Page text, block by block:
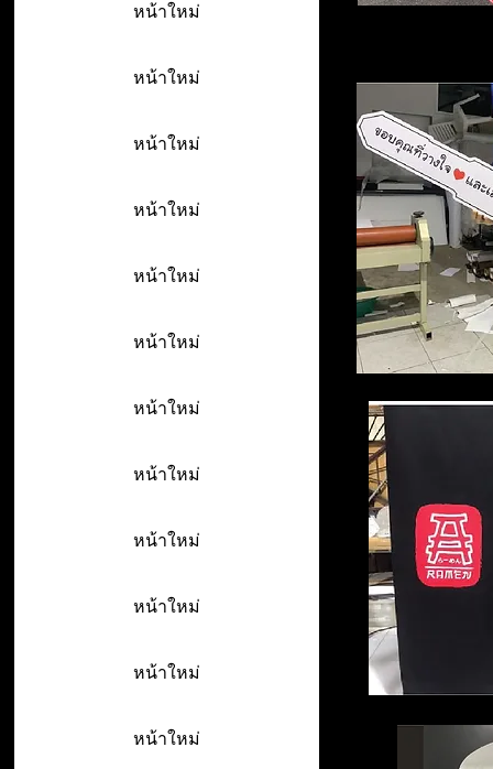
หน้าใหม่
หน้าใหม่
หน้าใหม่
หน้าใหม่
หน้าใหม่
หน้าใหม่
หน้าใหม่
หน้าใหม่
หน้าใหม่
หน้าใหม่
หน้าใหม่
หน้าใหม่